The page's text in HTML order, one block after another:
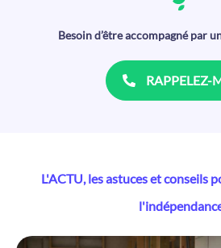
Besoin d’être accompagné par
RAPPELEZ-
L'ACTU, les astuces et conseils